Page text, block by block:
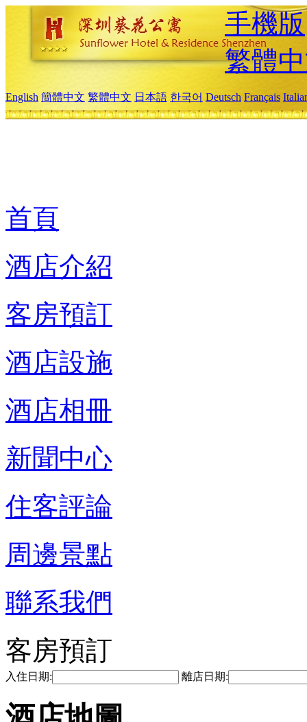
手機版
繁體
English 簡體中文 繁體中文 日本語 한국어 Deutsch Français
首頁
酒店介紹
客房預訂
酒店設施
酒店相冊
新聞中心
住客評論
周邊景點
聯系我們
客房預訂
入住日期: 離店日期: